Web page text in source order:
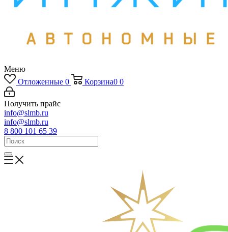
Меню
Отложенные 0 Корзина0 0
Получить прайс
info@slmb.ru
info@slmb.ru
8 800 101 65 39